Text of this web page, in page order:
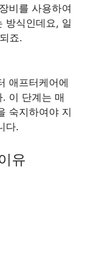
비를 사용하여
방식인데요, 일
죠.
애프터케어에
이 단계는 매
숙지하여야 지
다.
유